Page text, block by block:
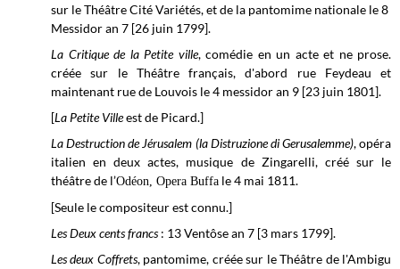
sur leThéâtre Cité Variétés, et de la pantomime nationale le8
Messidor an 7 [26 juin 1799].
La Critique de la Petite ville, comédie en un acte et ne prose.
créée sur le Théâtre français, d'abord rue Feydeau et
maintenant rue de Louvois le 4 messidor an 9 [23 juin 1801].
[La Petite Villeest de Picard.]
La Destruction de Jérusalem (la Distruzione di Gerusalemme), opéra
italien en deux actes, musique de Zingarelli, créé sur le
théâtre de l’Odéon, Opera Buffa le 4 mai 1811.
[Seule le compositeur est connu.]
Les Deux cents francs : 13 Ventôse an 7 [3 mars 1799].
Les deux Coffrets, pantomime, créée sur leThéâtre de l'Ambigu